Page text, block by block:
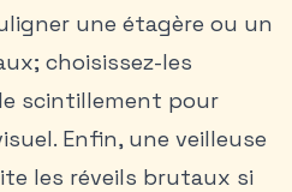
une étagère ou un
choisissez-les
scintillement pour
Enfin, une veilleuse
les réveils brutaux si